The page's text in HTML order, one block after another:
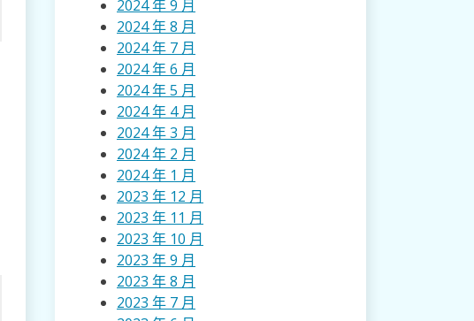
2024 年 9 月
2024 年 8 月
2024 年 7 月
2024 年 6 月
2024 年 5 月
2024 年 4 月
2024 年 3 月
2024 年 2 月
2024 年 1 月
2023 年 12 月
2023 年 11 月
2023 年 10 月
2023 年 9 月
2023 年 8 月
2023 年 7 月